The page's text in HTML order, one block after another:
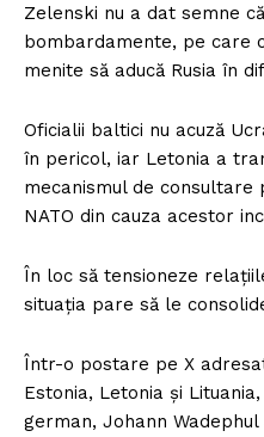
Zelenski nu a dat semne
bombardamente, pe care
menite să aducă Rusia în
Oficialii baltici nu acuză
în pericol, iar Letonia a
mecanismul de
NATO din cauza acestor
În loc să tensioneze
situația pare să le
Într-o postare pe X
Estonia, Letonia și
german, Johann